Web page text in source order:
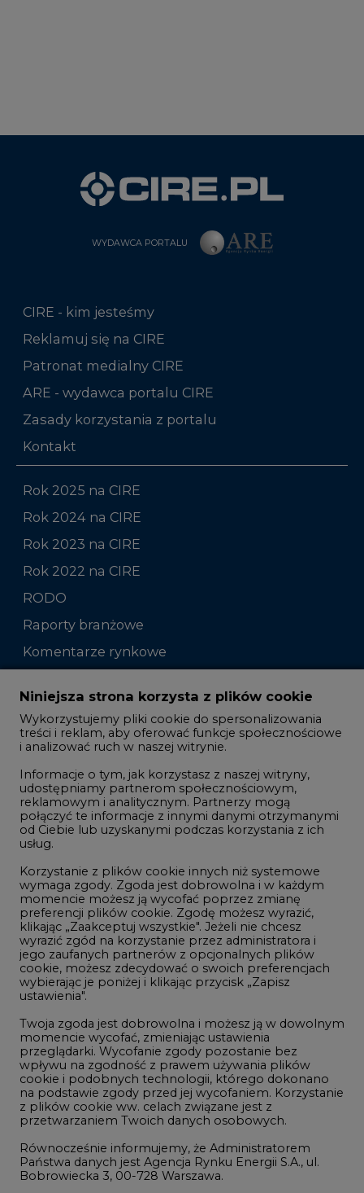
WYDAWCA PORTALU
CIRE - kim jesteśmy
Reklamuj się na CIRE
Patronat medialny CIRE
ARE - wydawca portalu CIRE
Zasady korzystania z portalu
Kontakt
Rok 2025 na CIRE
Rok 2024 na CIRE
Rok 2023 na CIRE
Rok 2022 na CIRE
RODO
Raporty branżowe
Komentarze rynkowe
Zmiany kadrowe na rynku
Studio CIRE
Rozmowy o energetyce
Gospodarka
Geopolityka
LTE450
Innowacje i AI
Telekomunikacja i IT
Handel emisjami CO2
Wodór
Górnictwo
Atom
Fotowoltaika
Offshore wind
Zielone samorządy
Zielona gospodarka
Niniejsza strona korzysta z plików cookie
Wykorzystujemy pliki cookie do spersonalizowania
treści i reklam, aby oferować funkcje społecznościowe
i analizować ruch w naszej witrynie.
Informacje o tym, jak korzystasz z naszej witryny,
udostępniamy partnerom społecznościowym,
reklamowym i analitycznym. Partnerzy mogą
połączyć te informacje z innymi danymi otrzymanymi
od Ciebie lub uzyskanymi podczas korzystania z ich
usług.
Korzystanie z plików cookie innych niż systemowe
wymaga zgody. Zgoda jest dobrowolna i w każdym
momencie możesz ją wycofać poprzez zmianę
preferencji plików cookie. Zgodę możesz wyrazić,
klikając „Zaakceptuj wszystkie". Jeżeli nie chcesz
wyrazić zgód na korzystanie przez administratora i
jego zaufanych partnerów z opcjonalnych plików
cookie, możesz zdecydować o swoich preferencjach
wybierając je poniżej i klikając przycisk „Zapisz
ustawienia".
Twoja zgoda jest dobrowolna i możesz ją w dowolnym
momencie wycofać, zmieniając ustawienia
przeglądarki. Wycofanie zgody pozostanie bez
wpływu na zgodność z prawem używania plików
cookie i podobnych technologii, którego dokonano
na podstawie zgody przed jej wycofaniem. Korzystanie
z plików cookie ww. celach związane jest z
przetwarzaniem Twoich danych osobowych.
Równocześnie informujemy, że Administratorem
Państwa danych jest Agencja Rynku Energii S.A., ul.
Bobrowiecka 3, 00-728 Warszawa.